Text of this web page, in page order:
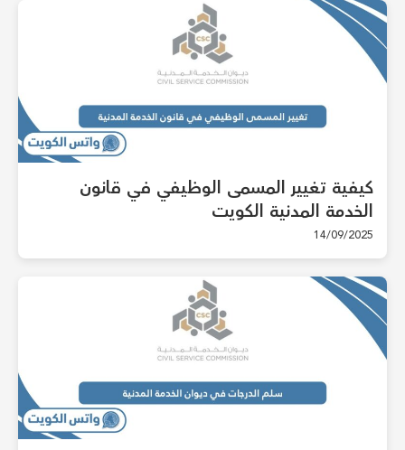
كيفية تغيير المسمى الوظيفي في قانون
الخدمة المدنية الكويت
14/09/2025